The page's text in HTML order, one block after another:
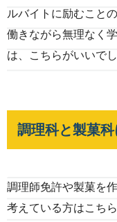
ルバイトに励むこと
働きながら無理なく
は、こちらがいいでし
調理科と製菓
調理師免許や製菓を
考えている方はこち